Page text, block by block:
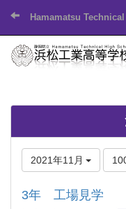
Hamamatsu
2021年11月
3年 工場見学